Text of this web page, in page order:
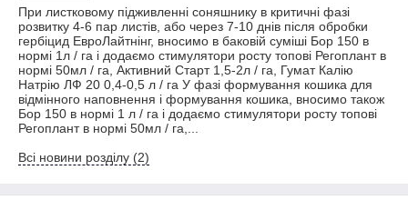
фракція
При листковому підживленні соняшнику в критичні фазі
розвитку 4-6 пар листів, або через 7-10 днів після обробки
гербіцид ЕвроЛайтнінг, вносимо в баковій суміші Бор 150 в
нормі 1л / га і додаємо стимулятори росту топові Регоплант в
нормі 50мл / га, Активний Старт 1,5-2л / га, Гумат Калію
Натрію ЛФ 20 0,4-0,5 л / га У фазі формування кошика для
відмінного наповнення і формування кошика, вносимо також
Бор 150 в нормі 1 л / га і додаємо стимулятори росту топові
Регоплант в нормі 50мл / га,...
Всі новини розділу (2)